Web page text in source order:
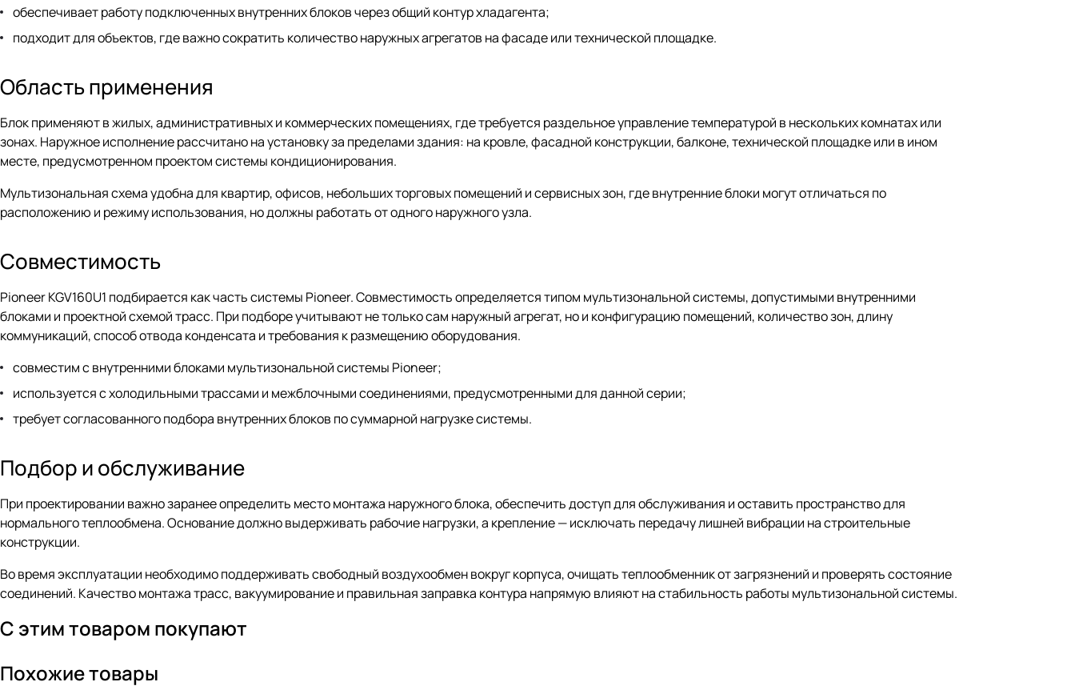
обеспечивает работу подключенных внутренних блоков через общий контур хладагента;
подходит для объектов, где важно сократить количество наружных агрегатов на фасаде или технической площадке.
Область применения
Блок применяют в жилых, административных и коммерческих помещениях, где требуется раздельное управление температурой в нескольких комнатах или
зонах. Наружное исполнение рассчитано на установку за пределами здания: на кровле, фасадной конструкции, балконе, технической площадке или в ином
месте, предусмотренном проектом системы кондиционирования.
Мультизональная схема удобна для квартир, офисов, небольших торговых помещений и сервисных зон, где внутренние блоки могут отличаться по
расположению и режиму использования, но должны работать от одного наружного узла.
Совместимость
Pioneer KGV160U1 подбирается как часть системы Pioneer. Совместимость определяется типом мультизональной системы, допустимыми внутренними
блоками и проектной схемой трасс. При подборе учитывают не только сам наружный агрегат, но и конфигурацию помещений, количество зон, длину
коммуникаций, способ отвода конденсата и требования к размещению оборудования.
совместим с внутренними блоками мультизональной системы Pioneer;
используется с холодильными трассами и межблочными соединениями, предусмотренными для данной серии;
требует согласованного подбора внутренних блоков по суммарной нагрузке системы.
Подбор и обслуживание
При проектировании важно заранее определить место монтажа наружного блока, обеспечить доступ для обслуживания и оставить пространство для
нормального теплообмена. Основание должно выдерживать рабочие нагрузки, а крепление — исключать передачу лишней вибрации на строительные
конструкции.
Во время эксплуатации необходимо поддерживать свободный воздухообмен вокруг корпуса, очищать теплообменник от загрязнений и проверять состояние
соединений. Качество монтажа трасс, вакуумирование и правильная заправка контура напрямую влияют на стабильность работы мультизональной системы.
С этим товаром покупают
Похожие товары